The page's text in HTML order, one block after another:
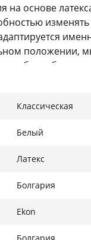
на основе
положении,
не будет
формудаже
еще более
тех, кто спит
Классическая
Белый
Латекс
Болгария
Ekon